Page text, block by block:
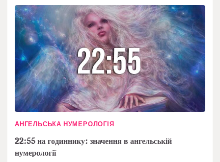
АНГЕЛЬСЬКА НУМЕРОЛОГІЯ
22:55 на годиннику: значення в ангельській
нумерології